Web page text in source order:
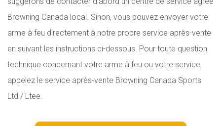
Browning Canada local. Sinon, vous pouvez envoyer votre
arme à feu directement à notre propre service après-vente
en suivant les instructions ci-dessous. Pour toute question
technique concernant votre arme à feu ou votre service,
appelez le service après-vente Browning Canada Sports
Ltd / Ltee.